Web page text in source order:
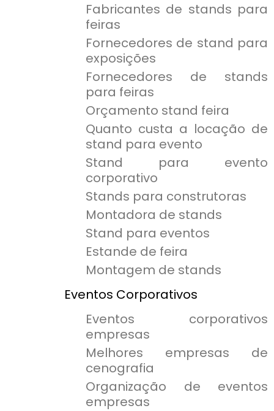
Fabricantes de stands para
feiras
Fornecedores de stand para
exposições
Fornecedores de stands
para feiras
Orçamento stand feira
Quanto custa a locação de
stand para evento
Stand para evento
corporativo
Stands para construtoras
Montadora de stands
Stand para eventos
Estande de feira
Montagem de stands
Eventos Corporativos
Eventos corporativos
empresas
Melhores empresas de
cenografia
Organização de eventos
empresas